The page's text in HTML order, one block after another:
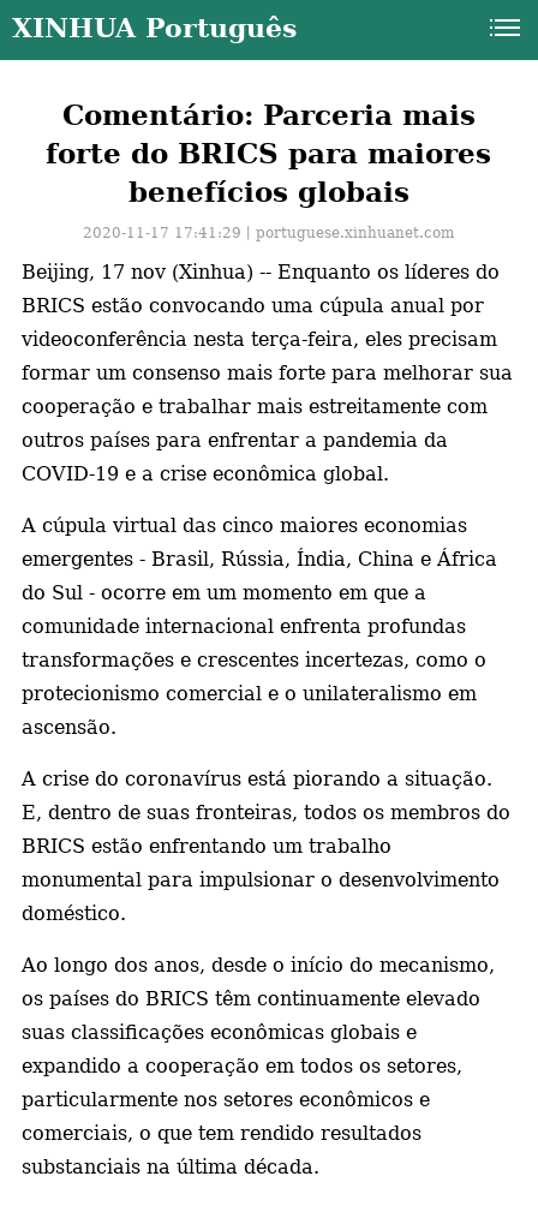
XINHUA Português
Comentário: Parceria mais
forte do BRICS para maiores
benefícios globais
2020-11-17 17:41:29丨portuguese.xinhuanet.com
Beijing, 17 nov (Xinhua) -- Enquanto os líderes do
BRICS estão convocando uma cúpula anual por
videoconferência nesta terça-feira, eles precisam
formar um consenso mais forte para melhorar sua
cooperação e trabalhar mais estreitamente com
outros países para enfrentar a pandemia da
COVID-19 e a crise econômica global.
A cúpula virtual das cinco maiores economias
emergentes - Brasil, Rússia, Índia, China e África
do Sul - ocorre em um momento em que a
comunidade internacional enfrenta profundas
transformações e crescentes incertezas, como o
protecionismo comercial e o unilateralismo em
ascensão.
A crise do coronavírus está piorando a situação.
E, dentro de suas fronteiras, todos os membros do
BRICS estão enfrentando um trabalho
monumental para impulsionar o desenvolvimento
doméstico.
Ao longo dos anos, desde o início do mecanismo,
os países do BRICS têm continuamente elevado
suas classificações econômicas globais e
expandido a cooperação em todos os setores,
particularmente nos setores econômicos e
comerciais, o que tem rendido resultados
substanciais na última década.